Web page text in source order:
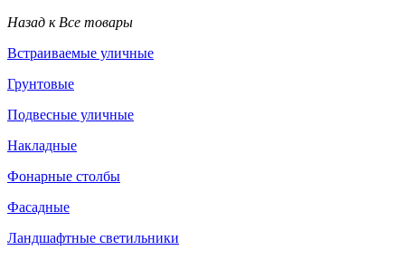
Назад к Все товары
Встраиваемые уличные
Грунтовые
Подвесные уличные
Накладные
Фонарные столбы
Фасадные
Ландшафтные светильники